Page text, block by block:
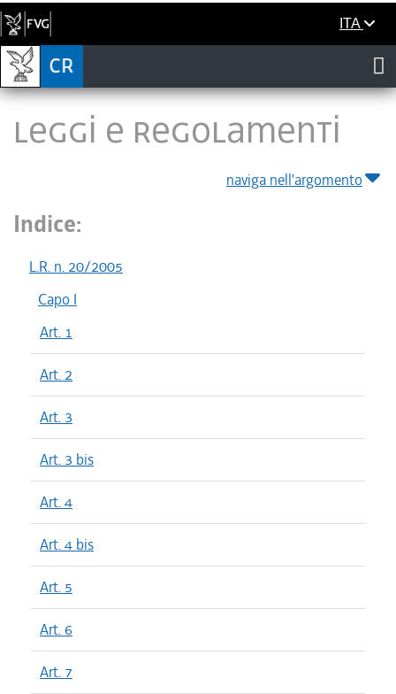
ITA
LEGGI E REGOLAMENTI
naviga nell'argomento
Indice:
L.R. n. 20/2005
Capo I
Art. 1
Art. 2
Art. 3
Art. 3 bis
Art. 4
Art. 4 bis
Art. 5
Art. 6
Art. 7